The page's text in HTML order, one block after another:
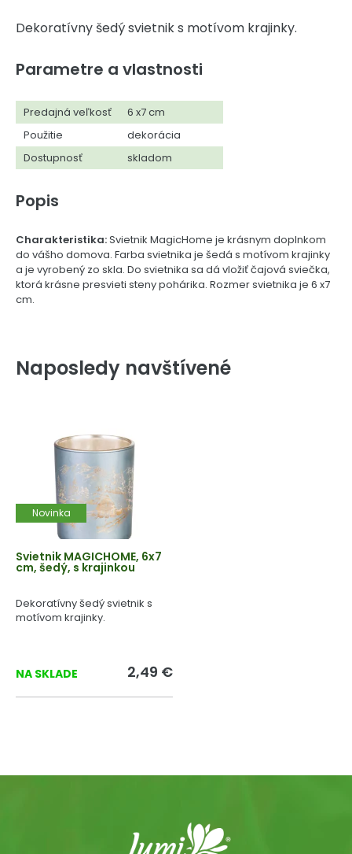
Dekoratívny šedý svietnik s motívom krajinky.
Parametre a vlastnosti
Predajná veľkosť
6 x7 cm
Použitie
dekorácia
Dostupnosť
skladom
Popis
Charakteristika:Svietnik MagicHome je krásnym doplnkom
do vášho domova. Farba svietnika je šedá s motívom krajinky
a je vyrobený zo skla. Do svietnika sa dá vložiť čajová sviečka,
ktorá krásne presvieti steny pohárika. Rozmer svietnika je 6 x7
cm.
Naposledy navštívené
Novinka
Svietnik MAGICHOME, 6x7
cm, šedý, s krajinkou
Dekoratívny šedý svietnik s
motívom krajinky.
NA SKLADE 2,49 €